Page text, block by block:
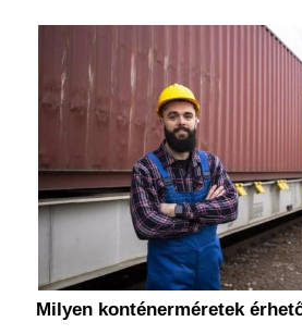
Milyen konténerméretek